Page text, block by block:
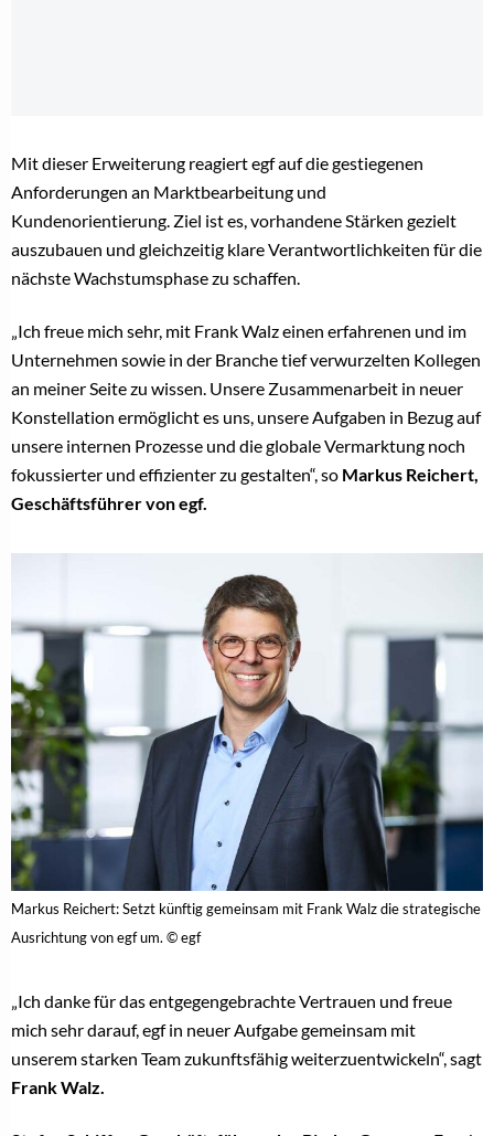
Mit dieser Erweiterung reagiert egf auf die gestiegenen
Anforderungen an Marktbearbeitung und
Kundenorientierung. Ziel ist es, vorhandene Stärken gezielt
auszubauen und gleichzeitig klare Verantwortlichkeiten für die
nächste Wachstumsphase zu schaffen.
„Ich freue mich sehr, mit Frank Walz einen erfahrenen und im
Unternehmen sowie in der Branche tief verwurzelten Kollegen
an meiner Seite zu wissen. Unsere Zusammenarbeit in neuer
Konstellation ermöglicht es uns, unsere Aufgaben in Bezug auf
unsere internen Prozesse und die globale Vermarktung noch
fokussierter und effizienter zu gestalten“, so Markus Reichert,
Geschäftsführer von egf.
Markus Reichert: Setzt künftig gemeinsam mit Frank Walz die strategische
Ausrichtung von egf um. © egf
„Ich danke für das entgegengebrachte Vertrauen und freue
mich sehr darauf, egf in neuer Aufgabe gemeinsam mit
unserem starken Team zukunftsfähig weiterzuentwickeln“, sagt
Frank Walz.